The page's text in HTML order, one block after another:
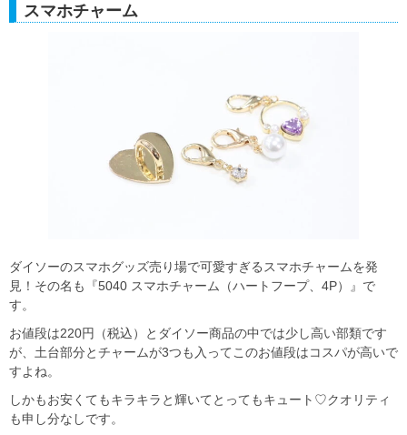
スマホチャーム
ダイソーのスマホグッズ売り場で可愛すぎるスマホチャームを発
見！その名も『5040 スマホチャーム（ハートフープ、4P）』で
す。
お値段は220円（税込）とダイソー商品の中では少し高い部類です
が、土台部分とチャームが3つも入ってこのお値段はコスパが高いで
すよね。
しかもお安くてもキラキラと輝いてとってもキュート♡クオリティ
も申し分なしです。